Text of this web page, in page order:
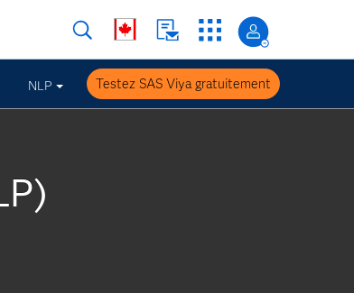
NLP Testez SAS Viya gratuitement